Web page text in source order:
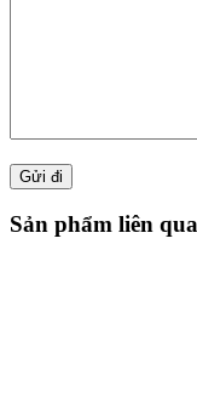
Sản phẩm liên